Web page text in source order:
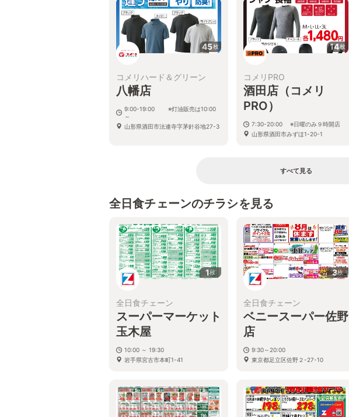
45枚
コメリハード＆グリーン
八幡店
9:00-19:00 ※灯油販売は10:00
～
山形県酒田市法連寺字茅針谷地27-3
14枚
コメリPRO
酒田店（コメリ
PRO）
7:30-20:00 ※日曜のみ９時開店
山形県酒田市みずほ1-20-1
すべて見る
全日食チェーンのチラシを見る
1枚
全日食チェーン
スーパーマーケット
玉木屋
10:00 ～ 19:30
岩手県宮古市本町1-41
3枚
全日食チェーン
ベニースーパー佐野
店
9:30～20:00
東京都足立区佐野２-27-10